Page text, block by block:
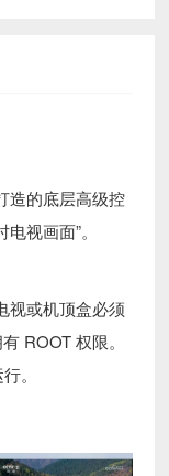
造的底层高级控
视画面”。
视或机顶盒必须
ROOT 权限。
。